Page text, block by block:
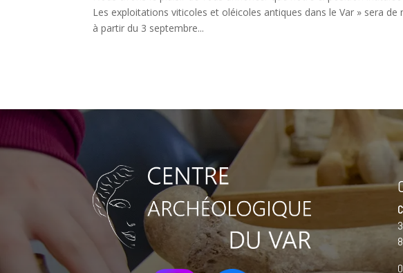
Les exploitations viticoles et oléicoles antiques dans le Var » sera
à partir du 3 septembre...